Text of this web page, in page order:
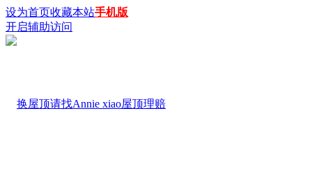
设为首页收藏本站手机版
开启辅助访问